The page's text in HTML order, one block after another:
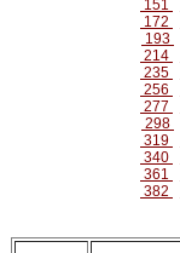
151
172
193
214
235
256
277
298
319
340
361
382